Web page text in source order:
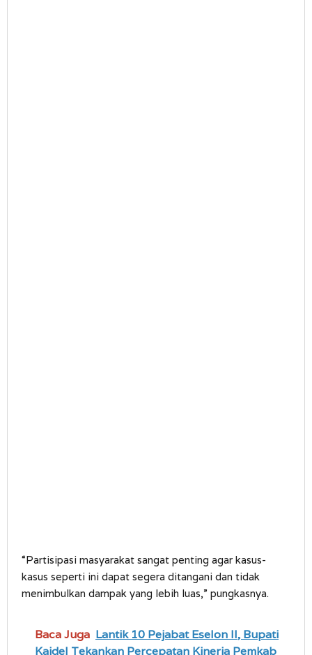
“Partisipasi masyarakat sangat penting agar kasus-
kasus seperti ini dapat segera ditangani dan tidak
menimbulkan dampak yang lebih luas,” pungkasnya.
Baca Juga Lantik 10 Pejabat Eselon II, Bupati
Kaidel Tekankan Percepatan Kinerja Pemkab